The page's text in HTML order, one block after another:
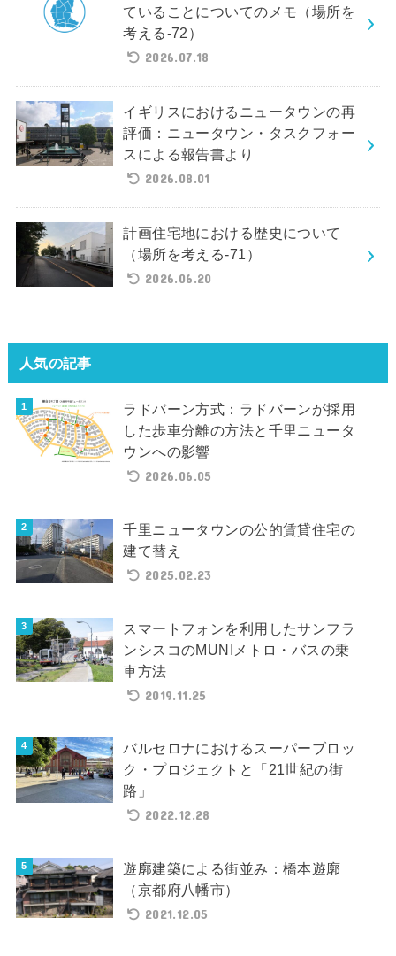
ていることについてのメモ（場所を
考える-72）
2026.07.18
イギリスにおけるニュータウンの再
評価：ニュータウン・タスクフォー
スによる報告書より
2026.08.01
計画住宅地における歴史について
（場所を考える-71）
2026.06.20
人気の記事
ラドバーン方式：ラドバーンが採用
した歩車分離の方法と千里ニュータ
ウンへの影響
2026.06.05
千里ニュータウンの公的賃貸住宅の
建て替え
2025.02.23
スマートフォンを利用したサンフラ
ンシスコのMUNIメトロ・バスの乗
車方法
2019.11.25
バルセロナにおけるスーパーブロッ
ク・プロジェクトと「21世紀の街
路」
2022.12.28
遊廓建築による街並み：橋本遊廓
（京都府八幡市）
2021.12.05